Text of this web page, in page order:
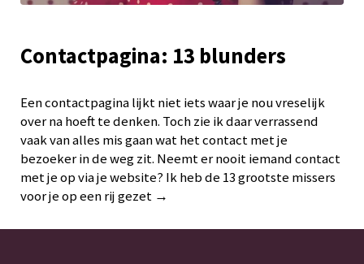
Contactpagina: 13 blunders
Een contactpagina lijkt niet iets waar je nou vreselijk
over na hoeft te denken. Toch zie ik daar verrassend
vaak van alles mis gaan wat het contact met je
bezoeker in de weg zit. Neemt er nooit iemand contact
met je op via je website? Ik heb de 13 grootste missers
voor je op een rij gezet →